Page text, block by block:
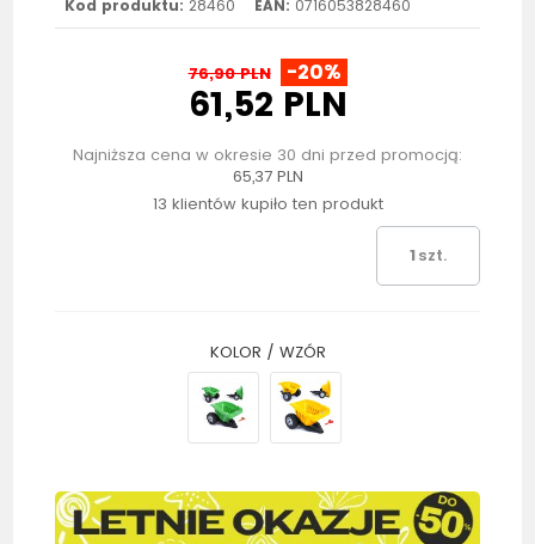
Kod produktu: 28460 EAN: 0716053828460
76,90 PLN -20%
61,52 PLN
Najniższa cena w okresie 30 dni przed promocją:
65,37 PLN
13 klientów kupiło ten produkt
szt.
KOLOR / WZÓR